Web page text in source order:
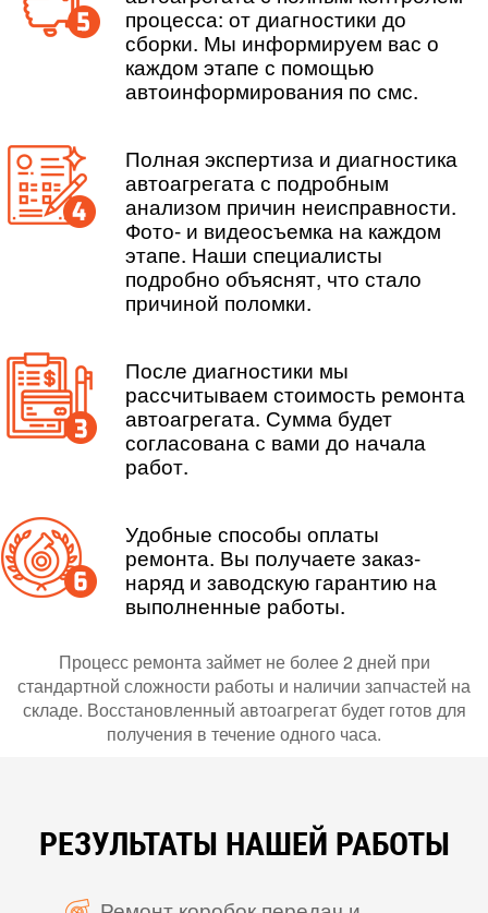
процесса: от диагностики до
сборки. Мы информируем вас о
каждом этапе с помощью
автоинформирования по смс.
Полная экспертиза и диагностика
автоагрегата с подробным
анализом причин неисправности.
Фото- и видеосъемка на каждом
этапе. Наши специалисты
подробно объяснят, что стало
причиной поломки.
После диагностики мы
рассчитываем стоимость ремонта
автоагрегата. Сумма будет
согласована с вами до начала
работ.
Удобные способы оплаты
ремонта. Вы получаете заказ-
наряд и заводскую гарантию на
выполненные работы.
Процесс ремонта займет не более 2 дней при
стандартной сложности работы и наличии запчастей на
складе. Восстановленный автоагрегат будет готов для
получения в течение одного часа.
РЕЗУЛЬТАТЫ НАШЕЙ РАБОТЫ